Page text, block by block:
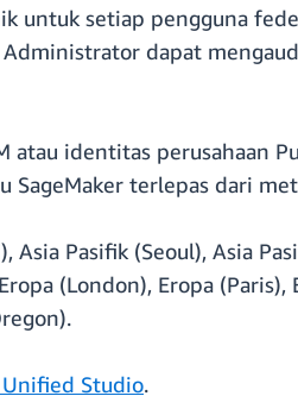
untuk setiap pengguna
dapat
identitas perusahaan
terlepas dari
Asia Pasifik (Seoul), Asia
(London), Eropa
Studio.